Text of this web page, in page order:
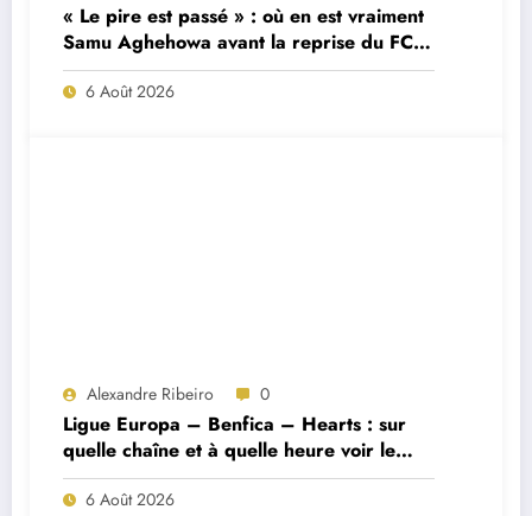
« Le pire est passé » : où en est vraiment
Samu Aghehowa avant la reprise du FC
Porto ?
6 Août 2026
Alexandre Ribeiro 0
Ligue Europa – Benfica – Hearts : sur
quelle chaîne et à quelle heure voir le
match ?
6 Août 2026